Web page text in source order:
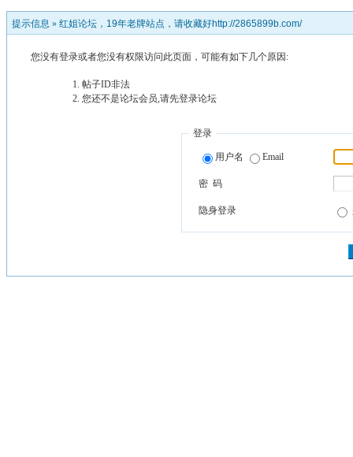
提示信息 » 红姐论坛，19年老牌站点，请收藏好http://2865899b.com/
您没有登录或者您没有权限访问此页面，可能有如下几个原因:
帖子ID非法
您还不是论坛会员,请先登录论坛
登录
用户名 Email
密 码
隐身登录